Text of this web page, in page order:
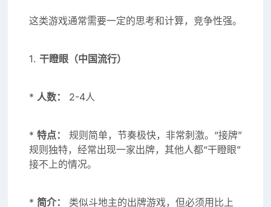
这类游戏通常需要一定的思考和计算，竞争性强。
1. 干瞪眼（中国流行）
* 人数： 2-4人
* 特点：
规则简单，节奏极快，非常刺激。“接牌”
规则独特，经常出现一家出牌，其他人都“干瞪眼”
接不上的情况。
* 简介：
类似斗地主的出牌游戏，但必须用比上